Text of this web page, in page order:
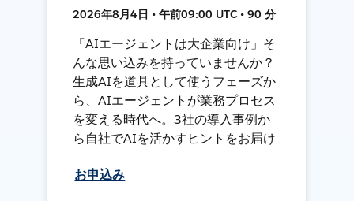
2026年8月4日 • 午前09:00 UTC • 90 分
「AIエージェントは大企業向け」そ
んな思い込みを持っていませんか？
生成AIを道具として使うフェーズか
ら、AIエージェントが業務プロセス
を変える時代へ。3社の導入事例か
ら自社でAIを活かすヒントをお届け
お申込み